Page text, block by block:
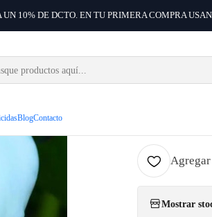
BlogContacto
UN 10% DE DCTO. EN TU PRIMERA COMPRA
Arbustos ornamentales Cala Blanca Planta
Cala
Mostrar